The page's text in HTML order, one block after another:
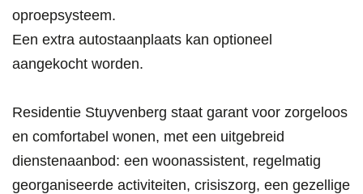
oproepsysteem.
Een extra autostaanplaats kan optioneel
aangekocht worden.
Residentie Stuyvenberg staat garant voor zorgeloos
en comfortabel wonen, met een uitgebreid
dienstenaanbod: een woonassistent, regelmatig
georganiseerde activiteiten, crisiszorg, een gezellige